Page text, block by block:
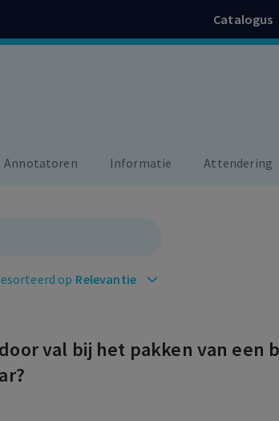
Catalogus
Annotatoren Informatie Attendering
op Relevantie
val bij het pakken van een